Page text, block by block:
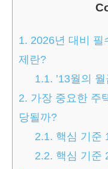
1. 2026년 대비 필
제란?
1.1. ’13월의
2. 가장 중요한 주
당될까?
2.1. 핵심 기준
2.2. 핵심 기준